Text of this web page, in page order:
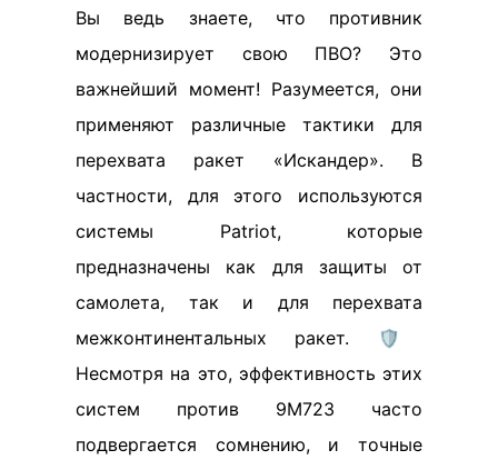
Вы ведь знаете, что противник
модернизирует свою ПВО? Это
важнейший момент! Разумеется, они
применяют различные тактики для
перехвата ракет «Искандер». В
частности, для этого используются
системы Patriot, которые
предназначены как для защиты от
самолета, так и для перехвата
межконтинентальных ракет. 🛡️
Несмотря на это, эффективность этих
систем против 9М723 часто
подвергается сомнению, и точные